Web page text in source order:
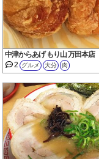
中津からあげ もり山 万田本店
2
グルメ 大分 肉